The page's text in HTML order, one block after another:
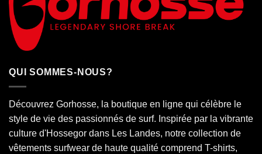
QUI SOMMES-NOUS?
Découvrez Gorhosse, la boutique en ligne qui célèbre le
style de vie des passionnés de surf. Inspirée par la vibrante
culture d'Hossegor dans Les Landes, notre collection de
vêtements surfwear de haute qualité comprend T-shirts,